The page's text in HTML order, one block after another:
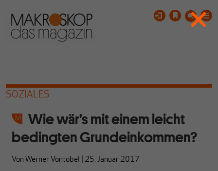
SOZIALES
Wie wär’s mit einem leicht
bedingten Grundeinkommen?
Von Werner Vontobel 25. Januar 2017